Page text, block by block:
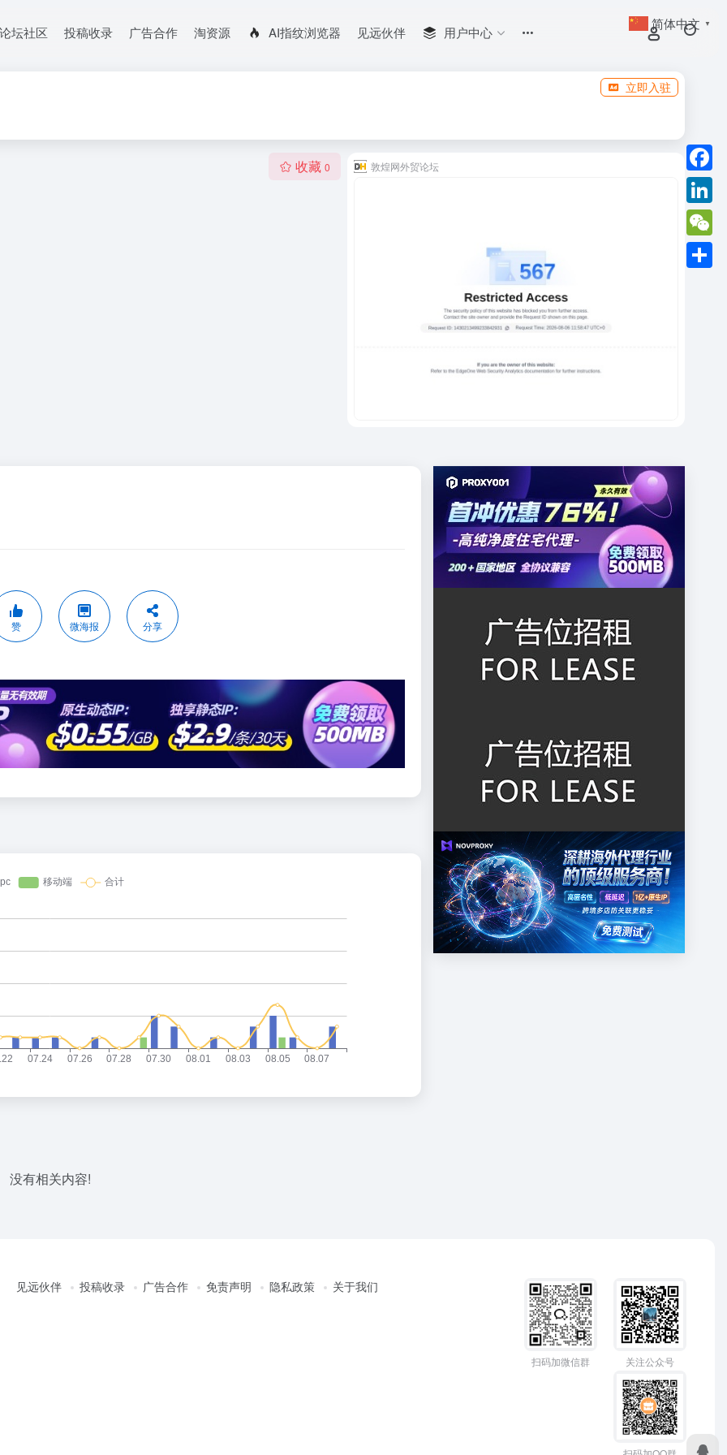
论坛社区 投稿收录 广告合作 淘资源 AI指纹浏览器 见远伙伴 用户中心
立即入驻
收藏 0 敦煌网外贸论坛
赞 微海报 分享
没有相关内容!
见远伙伴 投稿收录 广告合作 免责声明 隐私政策 关于我们
扫码加微信群 关注公众号
简体中文 ▼